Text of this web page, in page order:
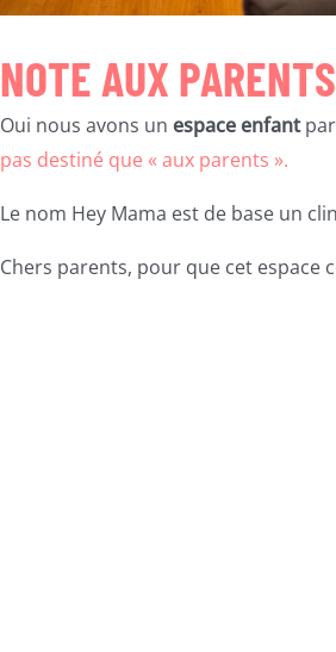
NOTE AUX PARENTS
Oui nous avons un espace enfantpar
pas destiné que « aux parents ».
Le nom Hey Mama est de base un
Chers parents, pour que cet espace